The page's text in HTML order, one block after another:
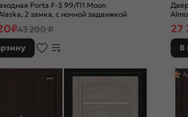
Porta F-3 99/П1 Moon
2 замка, с ночной задвижкой
₽43 200 ₽ 27
В